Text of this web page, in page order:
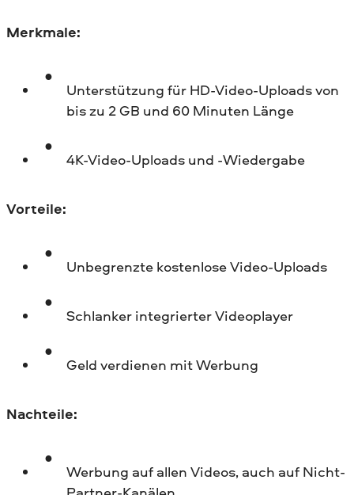
Merkmale:
Unterstützung für HD-Video-Uploads von
bis zu 2 GB und 60 Minuten Länge
4K-Video-Uploads und -Wiedergabe
Vorteile:
Unbegrenzte kostenlose Video-Uploads
Schlanker integrierter Videoplayer
Geld verdienen mit Werbung
Nachteile:
Werbung auf allen Videos, auch auf Nicht-